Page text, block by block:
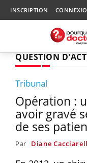
INSCRIPTION
QUESTION
Tribunal
Opération :
avoir gravé
de ses
Par Diane